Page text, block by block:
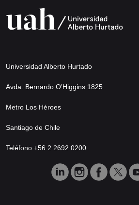
Universidad Alberto Hurtado
Avda. Bernardo O’Higgins 1825
Metro Los Héroes
Santiago de Chile
Teléfono +56 2 2692 0200